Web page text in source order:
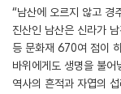
“남산에 오르지 않고 경
진산인 남산은 신라가
등 문화재 670여 점이
바위에게도 생명을 불
역사의 흔적과 자엽의